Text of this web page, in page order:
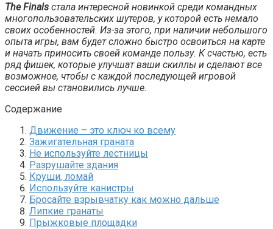
The Finals стала интересной новинкой среди командных
многопользовательских шутеров, у которой есть немало
своих особенностей. Из-за этого, при наличии небольшого
опыта игры, вам будет сложно быстро освоиться на карте
и начать приносить своей команде пользу. К счастью, есть
ряд фишек, которые улучшат ваши скиллы и сделают все
возможное, чтобы с каждой последующей игровой
сессией вы становились лучше.
Содержание
Движение – это ключ ко всему
Зажигательная граната
Не используйте лестницы
Разрушайте здания
Круши, ломай
Используйте канистры
Бросайте взрывчатку как можно дальше
Липкие гранаты
Прыжковые площадки